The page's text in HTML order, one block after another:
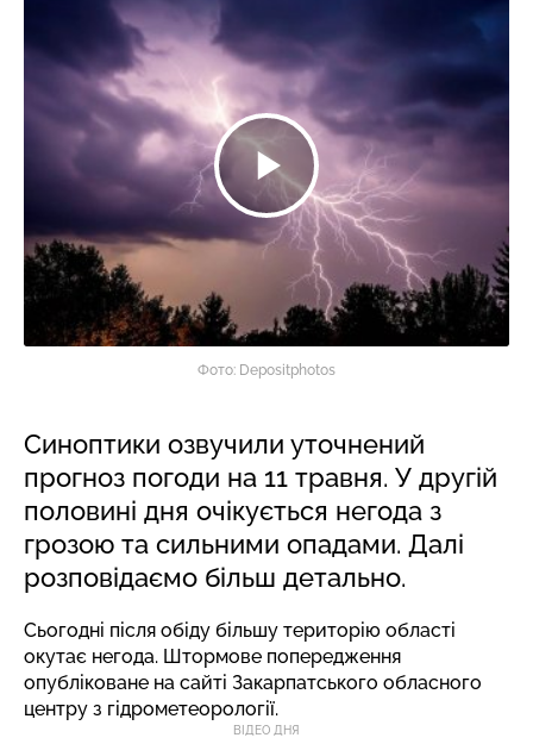
Фото: Depositphotos
Синоптики озвучили уточнений
прогноз погоди на 11 травня. У другій
половині дня очікується негода з
грозою та сильними опадами. Далі
розповідаємо більш детально.
Сьогодні після обіду більшу територію області
окутає негода. Штормове попередження
опубліковане на сайті Закарпатського обласного
центру з гідрометеорології.
ВІДЕО ДНЯ